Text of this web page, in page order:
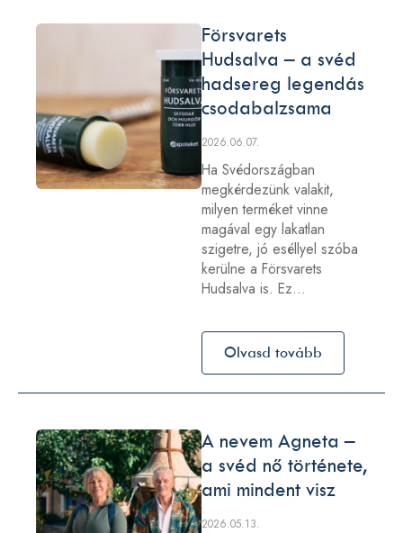
Försvarets
Hudsalva – a svéd
hadsereg legendás
csodabalzsama
2026.06.07.
Ha Svédországban
megkérdezünk valakit,
milyen terméket vinne
magával egy lakatlan
szigetre, jó eséllyel szóba
kerülne a Försvarets
Hudsalva is. Ez…
Olvasd tovább
A nevem Agneta –
a svéd nő története,
ami mindent visz
2026.05.13.